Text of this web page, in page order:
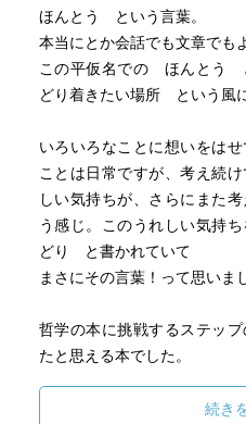
答えを出せない状態は、「悩
答えを出せない状態が続く
「悩む」に陥ってしまいそう
在することを忘れてはいけな
ほんとう という言葉。
本当にとか会話でも文章でも
この平仮名での ほんとう
どり着きたい場所 という風
いろいろなことに想いをは
ことは日常ですが、考え続
しい気持ちが、さらにまた
う感じ。このうれしい気持
どり と書かれていて
まさにその言葉！って思いま
哲学の本に挑戦するステッ
たと思える本でした。
か、自分のなかの何か？が
続き